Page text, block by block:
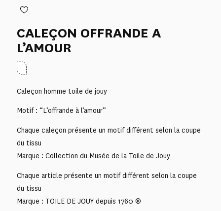
CALEÇON OFFRANDE A
L’AMOUR
Caleçon homme toile de jouy
Motif : “L’offrande à l’amour”
Chaque caleçon présente un motif différent selon la coupe
du tissu
Marque : Collection du Musée de la Toile de Jouy
Chaque article présente un motif différent selon la coupe
du tissu
Marque : TOILE DE JOUY depuis 1760 ®